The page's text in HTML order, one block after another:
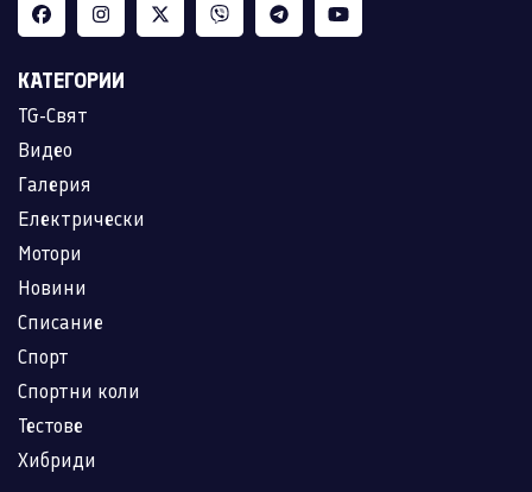
КАТЕГОРИИ
TG-Свят
Видео
Галерия
Електрически
Мотори
Новини
Списание
Спорт
Спортни коли
Тестове
Хибриди